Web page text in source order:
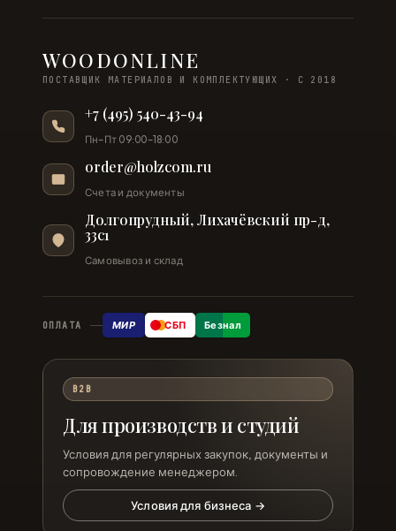
WOODONLINE
ПОСТАВЩИК МАТЕРИАЛОВ И КОМПЛЕКТУЮЩИХ · С 2018
+7 (495) 540-43-94
Пн–Пт 09:00–18:00
order@holzcom.ru
Счета и документы
Долгопрудный, Лихачёвский пр-д,
33с1
Самовывоз и склад
ОПЛАТА МИР СБП Безнал
B2B
Для производств и студий
Условия для регулярных закупок, документы и
сопровождение менеджером.
Условия для бизнеса →